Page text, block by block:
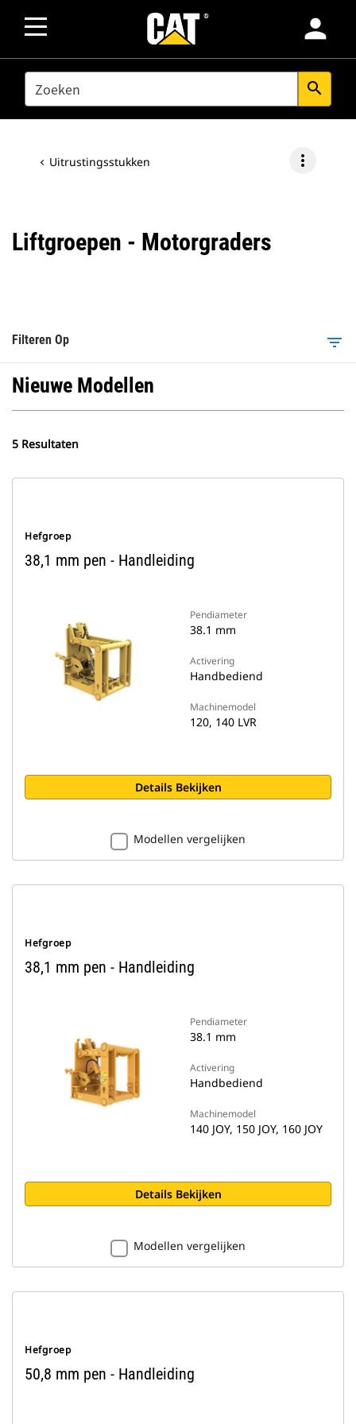
person
SEARCH search
Uitrustingsstukken more_vert
Liftgroepen - Motorgraders
Filteren Op filter_list
Nieuwe Modellen
5 Resultaten
Hefgroep
38,1 mm pen - Handleiding
Pendiameter
38.1 mm
Activering
Handbediend
Machinemodel
120, 140 LVR
Details Bekijken
Modellen vergelijken
Hefgroep
38,1 mm pen - Handleiding
Pendiameter
38.1 mm
Activering
Handbediend
Machinemodel
140 JOY, 150 JOY, 160 JOY
Details Bekijken
Modellen vergelijken
Hefgroep
50,8 mm pen - Handleiding